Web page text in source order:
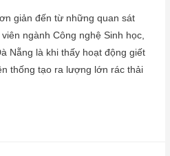
giản đến từ những quan sát
ngành Công nghệ Sinh học,
Nẵng là khi thấy hoạt động giết
thống tạo ra lượng lớn rác thải